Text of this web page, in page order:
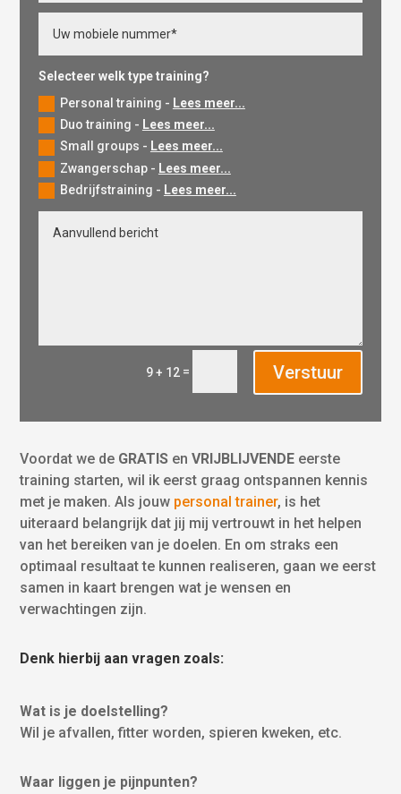
Selecteer welk type training?
Personal training - Lees meer...
Duo training - Lees meer...
Small groups - Lees meer...
Zwangerschap - Lees meer...
Bedrijfstraining - Lees meer...
9 + 12 = Verstuur
Voordat we de GRATIS enVRIJBLIJVENDE eerste
training starten, wil ik eerst graag ontspannen kennis
met je maken. Als jouw personal trainer, is het
uiteraard belangrijk dat jij mij vertrouwt in het helpen
van het bereiken van je doelen. En om straks een
optimaal resultaat te kunnen realiseren, gaan we eerst
samen in kaart brengen wat je wensen en
verwachtingen zijn.
Denk hierbij aan vragen zoals:
Wat is je doelstelling?
Wil je afvallen, fitter worden, spieren kweken, etc.
Waar liggen je pijnpunten?